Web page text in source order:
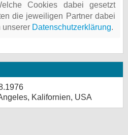
Cookies dabei gesetzt
die jeweiligen Partner dabei
unserer Datenschutzerklärung.
Kalifornien, USA